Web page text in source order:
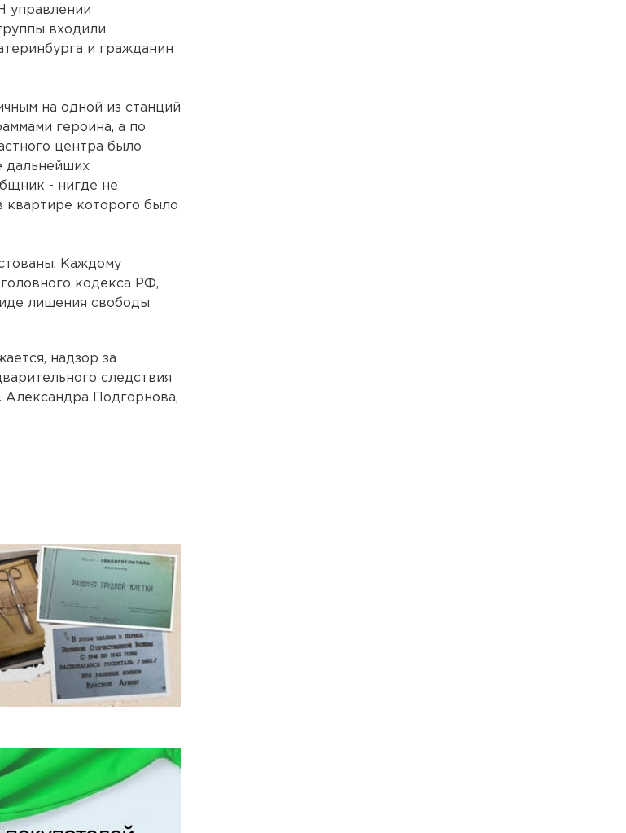
управлении
входили
и гражданин
на одной из станций
героина, а по
центра было
дальнейших
- нигде не
которого было
Каждому
кодекса РФ,
лишения свободы
надзор за
следствия
Александра Подгорнова,